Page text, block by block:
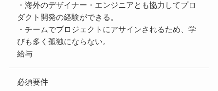
・海外のデザイナー・エンジニアとも協力してプロ
ダクト開発の経験ができる。
・チームでプロジェクトにアサインされるため、学
びも多く孤独にならない。
給与
必須要件